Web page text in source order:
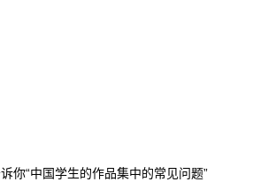
你“中国学生的作品集中的常见问题”